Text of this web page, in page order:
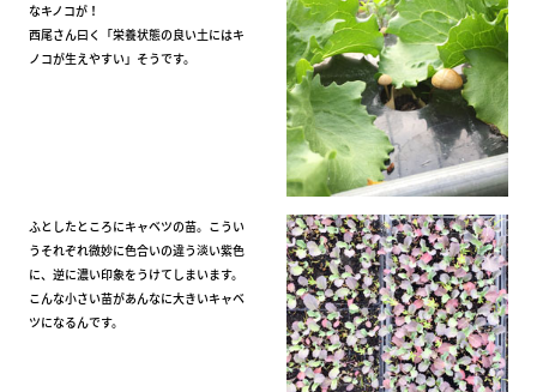
なキノコが！
西尾さん曰く「栄養状態の良い土にはキ
ノコが生えやすい」そうです。
ふとしたところにキャベツの苗。こうい
うそれぞれ微妙に色合いの違う淡い紫色
に、逆に濃い印象をうけてしまいます。
こんな小さい苗があんなに大きいキャベ
ツになるんです。